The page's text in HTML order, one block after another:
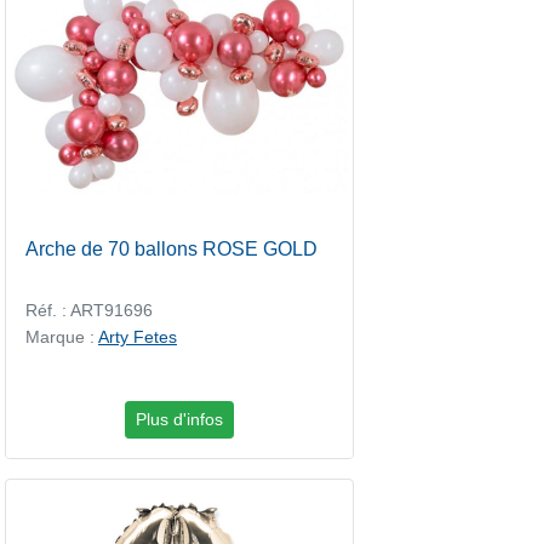
Arche de 70 ballons ROSE GOLD
Réf. : ART91696
Marque : Arty Fetes
Plus d'infos